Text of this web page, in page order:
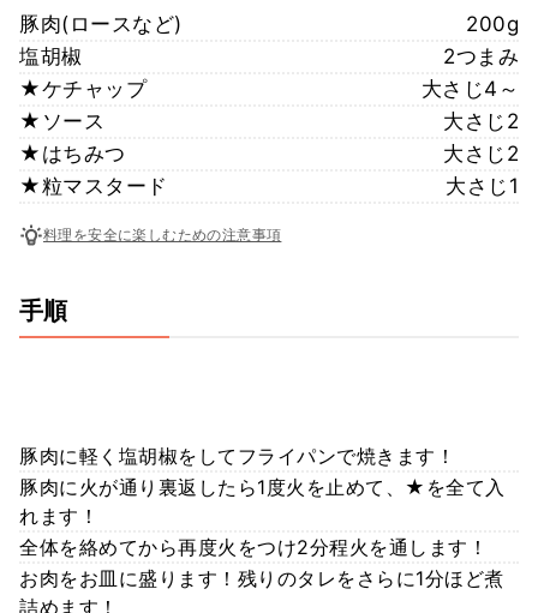
豚肉(ロースなど)
200g
塩胡椒
2つまみ
★ケチャップ
大さじ4～
★ソース
大さじ2
★はちみつ
大さじ2
★粒マスタード
大さじ1
料理を安全に楽しむための注意事項
手順
豚肉に軽く塩胡椒をしてフライパンで焼きます！
豚肉に火が通り裏返したら1度火を止めて、★を全て入
れます！
全体を絡めてから再度火をつけ2分程火を通します！
お肉をお皿に盛ります！残りのタレをさらに1分ほど煮
詰めます！